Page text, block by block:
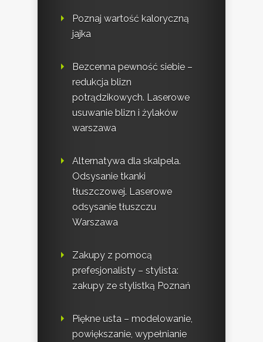
Poznaj wartość kaloryczną
jajka
Bezcenna pewność siebie –
redukcja blizn
potrądzikowych. Laserowe
usuwanie blizn i żylaków
warszawa
Alternatywa dla skalpela.
Odsysanie tkanki
tłuszczowej. Laserowe
odsysanie tłuszczu
Warszawa
Zakupy z pomocą
prefesjonalisty – stylista:
zakupy ze stylistką Poznań
Piękne usta – modelowanie,
powiększanie, wypełnianie